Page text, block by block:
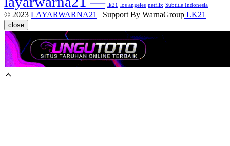
lk21 los angeles netflix Subtitle Indonesia
© 2023 LAYARWARNA21 | Support By WarnaGroup LK21
close